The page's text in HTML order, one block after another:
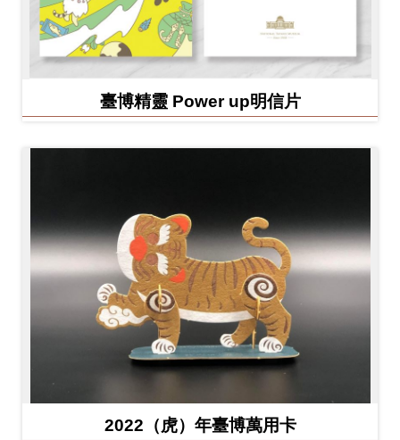
臺博精靈 Power up明信片
2022（虎）年臺博萬用卡